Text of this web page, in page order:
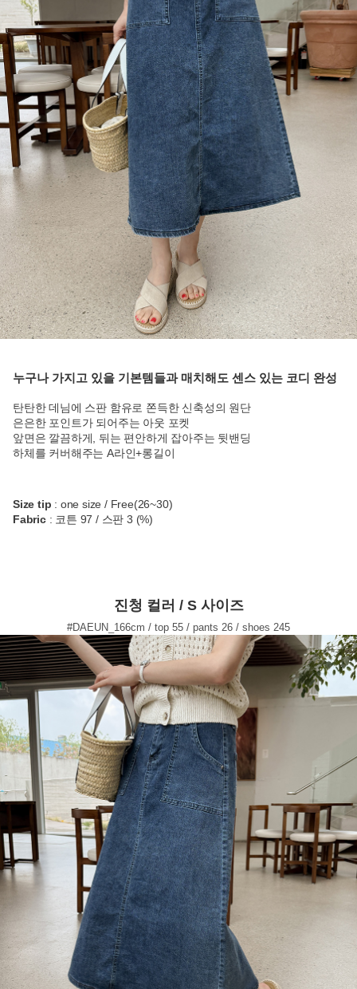
누구나 가지고 있을 기본템들과 매치해도 센스 있는 코디 완성
탄탄한 데님에 스판 함유로 쫀득한 신축성의 원단
은은한 포인트가 되어주는 아웃 포켓
앞면은 깔끔하게, 뒤는 편안하게 잡아주는 뒷밴딩
하체를 커버해주는 A라인+롱길이
Size tip : one size / Free(26~30)
Fabric: 코튼 97 / 스판 3 (%)
진청 컬러 / S 사이즈
#DAEUN_166cm / top 55 / pants 26 / shoes 245